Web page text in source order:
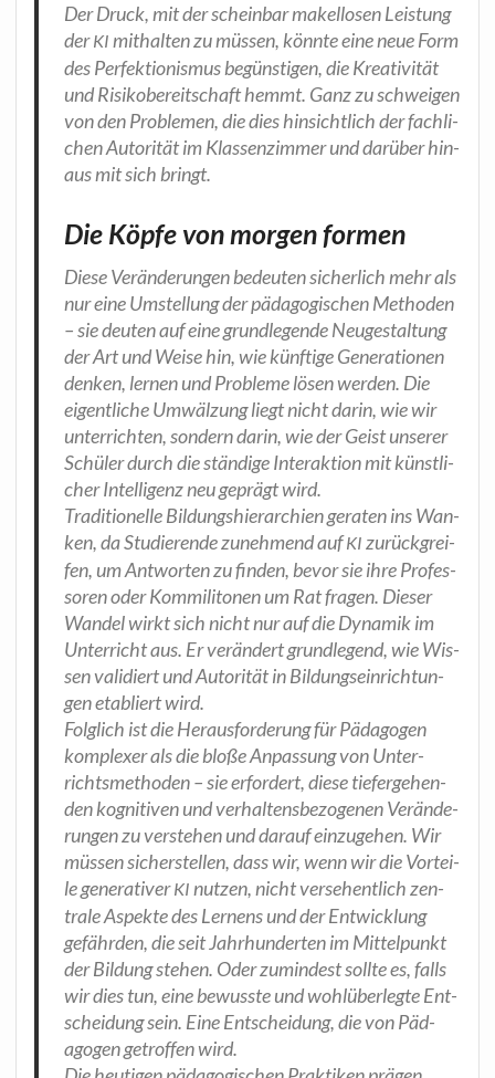
Der Druck, mit der schein­bar makel­lo­sen Leis­tung
derKI mit­hal­ten zu müs­sen, könn­te eine neue Form
des Per­fek­tio­nis­mus begüns­ti­gen, die Krea­ti­vi­tät
und Risi­ko­be­reit­schaft hemmt. Ganz zu schwei­gen
von den Pro­ble­men, die dies hin­sicht­lich der fach­li­
chen Auto­ri­tät im Klas­sen­zim­mer und dar­über hin­
aus mit sich bringt.
Die Köpfe von morgen formen
Die­se Ver­än­de­run­gen bedeu­ten sicher­lich mehr als
nur eine Umstel­lung der päd­ago­gi­schen Metho­den
– sie deu­ten auf eine grund­le­gen­de Neu­ge­stal­tung
der Art und Wei­se hin, wie künf­ti­ge Gene­ra­tio­nen
den­ken, ler­nen und Pro­ble­me lösen wer­den. Die
eigent­li­che Umwäl­zung liegt nicht dar­in, wie wir
unter­rich­ten, son­dern dar­in, wie der Geist unse­rer
Schü­ler durch die stän­di­ge Inter­ak­ti­on mit künst­li­
cher Intel­li­genz neu geprägt wird.
Tra­di­tio­nel­le Bil­dungs­hier­ar­chien gera­ten ins Wan­
ken, da Stu­die­ren­de zuneh­mend aufKI zurück­grei­
fen, um Ant­wor­ten zu fin­den, bevor sie ihre Pro­fes­
so­ren oder Kom­mi­li­to­nen um Rat fra­gen. Die­ser
Wan­del wirkt sich nicht nur auf die Dyna­mik im
Unter­richt aus. Er ver­än­dert grund­le­gend, wie Wis­
sen vali­diert und Auto­ri­tät in Bil­dungs­ein­rich­tun­
gen eta­bliert wird.
Folg­lich ist die Her­aus­for­de­rung für Päd­ago­gen
kom­ple­xer als die blo­ße Anpas­sung von Unter­
richts­me­tho­den – sie erfor­dert, die­se tie­fer­ge­hen­
den kogni­ti­ven und ver­hal­tens­be­zo­ge­nen Ver­än­de­
run­gen zu ver­ste­hen und dar­auf ein­zu­ge­hen. Wir
müs­sen sicher­stel­len, dass wir, wenn wir die Vor­tei­
le gene­ra­ti­verKI nut­zen, nicht ver­se­hent­lich zen­
tra­le Aspek­te des Ler­nens und der Ent­wick­lung
gefähr­den, die seit Jahr­hun­der­ten im Mit­tel­punkt
der Bil­dung ste­hen. Oder zumin­dest soll­te es, falls
wir dies tun, eine bewuss­te und wohl­über­leg­te Ent­
schei­dung sein. Eine Ent­schei­dung, die von Päd­
ago­gen getrof­fen wird.